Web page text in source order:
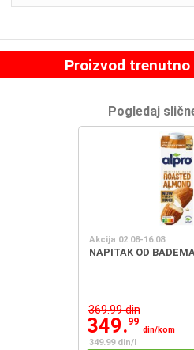
Proizvod
Pogledaj
Akcija 02.08-16.08
NAPITAK OD
369.99 din
349.99
din/kom
349.99 din/l